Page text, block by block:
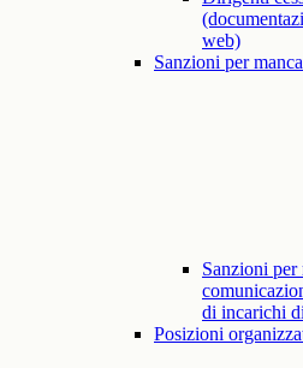
web)
Sanzioni per
Sanzioni per
di incarichi
Posizioni